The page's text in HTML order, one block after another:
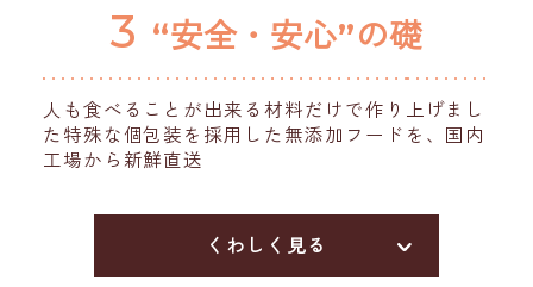
3 “安全・安心”の礎
人も食べることが出来る材料だけで作り上げまし
た特殊な個包装を採用した無添加フードを、国内
工場から新鮮直送
くわしく見る